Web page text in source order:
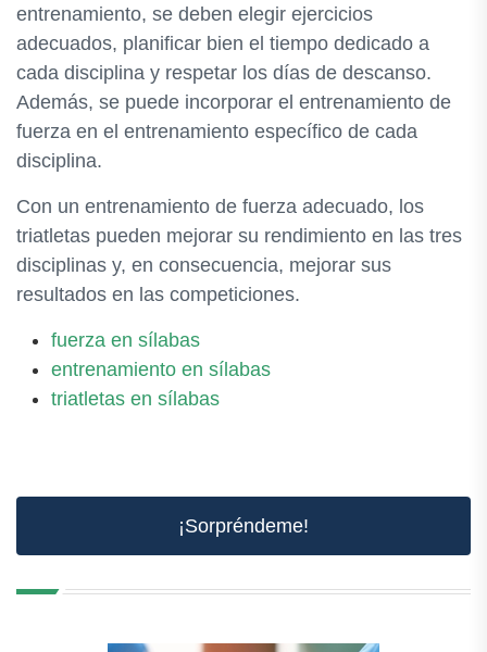
entrenamiento, se deben elegir ejercicios
adecuados, planificar bien el tiempo dedicado a
cada disciplina y respetar los días de descanso.
Además, se puede incorporar el entrenamiento de
fuerza en el entrenamiento específico de cada
disciplina.
Con un entrenamiento de fuerza adecuado, los
triatletas pueden mejorar su rendimiento en las tres
disciplinas y, en consecuencia, mejorar sus
resultados en las competiciones.
fuerza en sílabas
entrenamiento en sílabas
triatletas en sílabas
¡Sorpréndeme!